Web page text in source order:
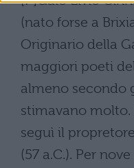
(nato forse a
Originario della
maggiori poeti
almeno secondo
stimavano molto.
seguì il
(57 a.C.). Per